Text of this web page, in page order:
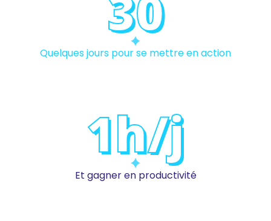
Quelques jours pour se mettre en action
1h/j
Et gagner en productivité